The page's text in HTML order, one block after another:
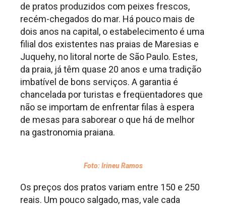
de pratos produzidos com peixes frescos,
recém-chegados do mar. Há pouco mais de
dois anos na capital, o estabelecimento é uma
filial dos existentes nas praias de Maresias e
Juquehy, no litoral norte de São Paulo. Estes,
da praia, já têm quase 20 anos e uma tradição
imbatível de bons serviços. A garantia é
chancelada por turistas e freqüentadores que
não se importam de enfrentar filas à espera
de mesas para saborear o que há de melhor
na gastronomia praiana.
Foto: Irineu Ramos
Os preços dos pratos variam entre 150 e 250
reais. Um pouco salgado, mas, vale cada